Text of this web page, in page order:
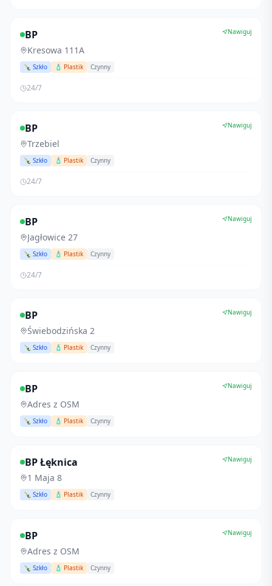
BP
Kresowa 111A
🍾 Szkło 🧴 Plastik Czynny
Nawiguj
24/7
BP
Trzebiel
🍾 Szkło 🧴 Plastik Czynny
Nawiguj
24/7
BP
Jagłowice 27
🍾 Szkło 🧴 Plastik Czynny
Nawiguj
24/7
BP
Świebodzińska 2
🍾 Szkło 🧴 Plastik Czynny
Nawiguj
BP
Adres z OSM
🍾 Szkło 🧴 Plastik Czynny
Nawiguj
BP Łęknica
1 Maja 8
🍾 Szkło 🧴 Plastik Czynny
Nawiguj
BP
Adres z OSM
🍾 Szkło 🧴 Plastik Czynny
Nawiguj